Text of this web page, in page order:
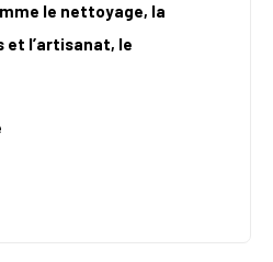
le nettoyage, la
et l’artisanat, le